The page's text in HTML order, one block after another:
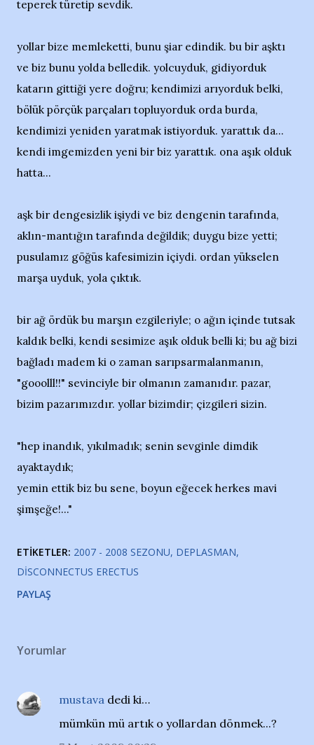
teperek türetip sevdik.
yollar bize memleketti, bunu şiar edindik. bu bir aşktı
ve biz bunu yolda belledik. yolcuyduk, gidiyorduk
katarın gittiği yere doğru; kendimizi arıyorduk belki,
bölük pörçük parçaları topluyorduk orda burda,
kendimizi yeniden yaratmak istiyorduk. yarattık da...
kendi imgemizden yeni bir biz yarattık. ona aşık olduk
hatta...
aşk bir dengesizlik işiydi ve biz dengenin tarafında,
aklın-mantığın tarafında değildik; duygu bize yetti;
pusulamız göğüs kafesimizin içiydi. ordan yükselen
marşa uyduk, yola çıktık.
bir ağ ördük bu marşın ezgileriyle; o ağın içinde tutsak
kaldık belki, kendi sesimize aşık olduk belli ki; bu ağ bizi
bağladı madem ki o zaman sarıpsarmalanmanın,
"gooolll!!" sevinciyle bir olmanın zamanıdır. pazar,
bizim pazarımızdır. yollar bizimdir; çizgileri sizin.
"hep inandık, yıkılmadık; senin sevginle dimdik
ayaktaydık;
yemin ettik biz bu sene, boyun eğecek herkes mavi
şimşeğe!..."
ETIKETLER: 2007 - 2008 SEZONU DEPLASMAN
DISCONNECTUS ERECTUS
PAYLAŞ
Yorumlar
mustava dedi ki…
mümkün mü artık o yollardan dönmek...?